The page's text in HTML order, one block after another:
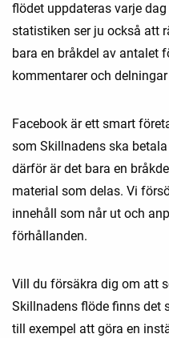
flödet uppdateras varje
statistiken ser ju också att
bara en bråkdel av antalet
kommentarer och
Facebook är ett smart
som Skillnadens ska
därför är det bara en
material som delas. Vi
innehåll som når ut och
förhållanden.
Vill du försäkra dig om att
Skillnadens flöde finns det
till exempel att göra en